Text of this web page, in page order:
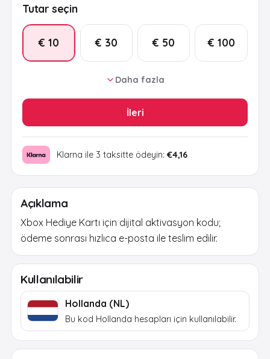
Tutar seçin
€ 10 € 30 € 50 € 100
€ 15 € 20
Daha fazla
İleri
Klarna ile 3 taksitte ödeyin: €4,16
Açıklama
Xbox Hediye Kartı için dijital aktivasyon kodu;
ödeme sonrası hızlıca e-posta ile teslim edilir.
Kullanılabilir
Hollanda (NL)
Bu kod Hollanda hesapları için kullanılabilir.